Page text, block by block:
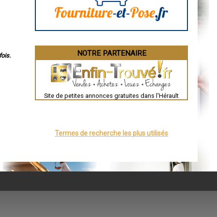
Saint-Brieuc
Besançon
Évreux
Brest
Nîmes
Toulouse
Montpellier
Le Puy-en-Velay
Nantes
Agen
NOTRE PARTENAIRE
Site de petites annonces gratuites dans l'Hérault
Termes de recherche les plus utilisés